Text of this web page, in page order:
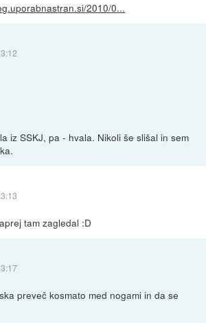
2010/0...
iz SSKJ, pa - hvala. Nikoli še slišal in sem
tam zagledal :D
preveč kosmato med nogami in da se